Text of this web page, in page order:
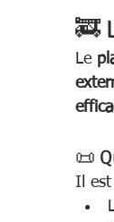
🚒
Le
📜
Il est